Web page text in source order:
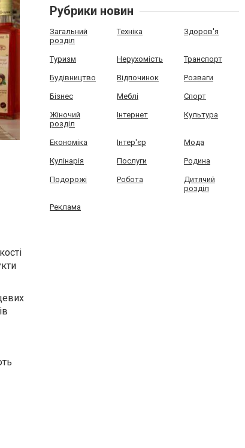
Рубрики новин
Загальний
розділ
Техніка Здоров'я
Туризм Нерухомість Транспорт
Будівництво Відпочинок Розваги
Бізнес Меблі Спорт
Жіночий
розділ
Інтернет Культура
Економіка Інтер'єр Мода
Кулінарія Послуги Родина
Подорожі Робота
Дитячий
розділ
Реклама